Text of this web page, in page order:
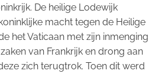
De heilige Lodewijk
macht tegen de Heilige
het Vaticaan met zijn inmenging
van Frankrijk en drong aan
zich terugtrok. Toen dit werd